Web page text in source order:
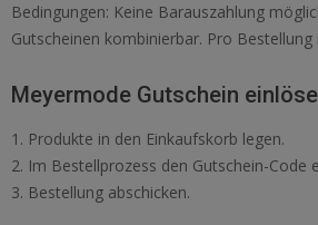
Bedingungen: Keine Barauszahlung
Gutscheinen kombinierbar. Pro Bestellung
Meyermode Gutschein
1. Produkte in den Einkaufskorb legen.
2. Im Bestellprozess den Gutschein-Code
3. Bestellung abschicken.